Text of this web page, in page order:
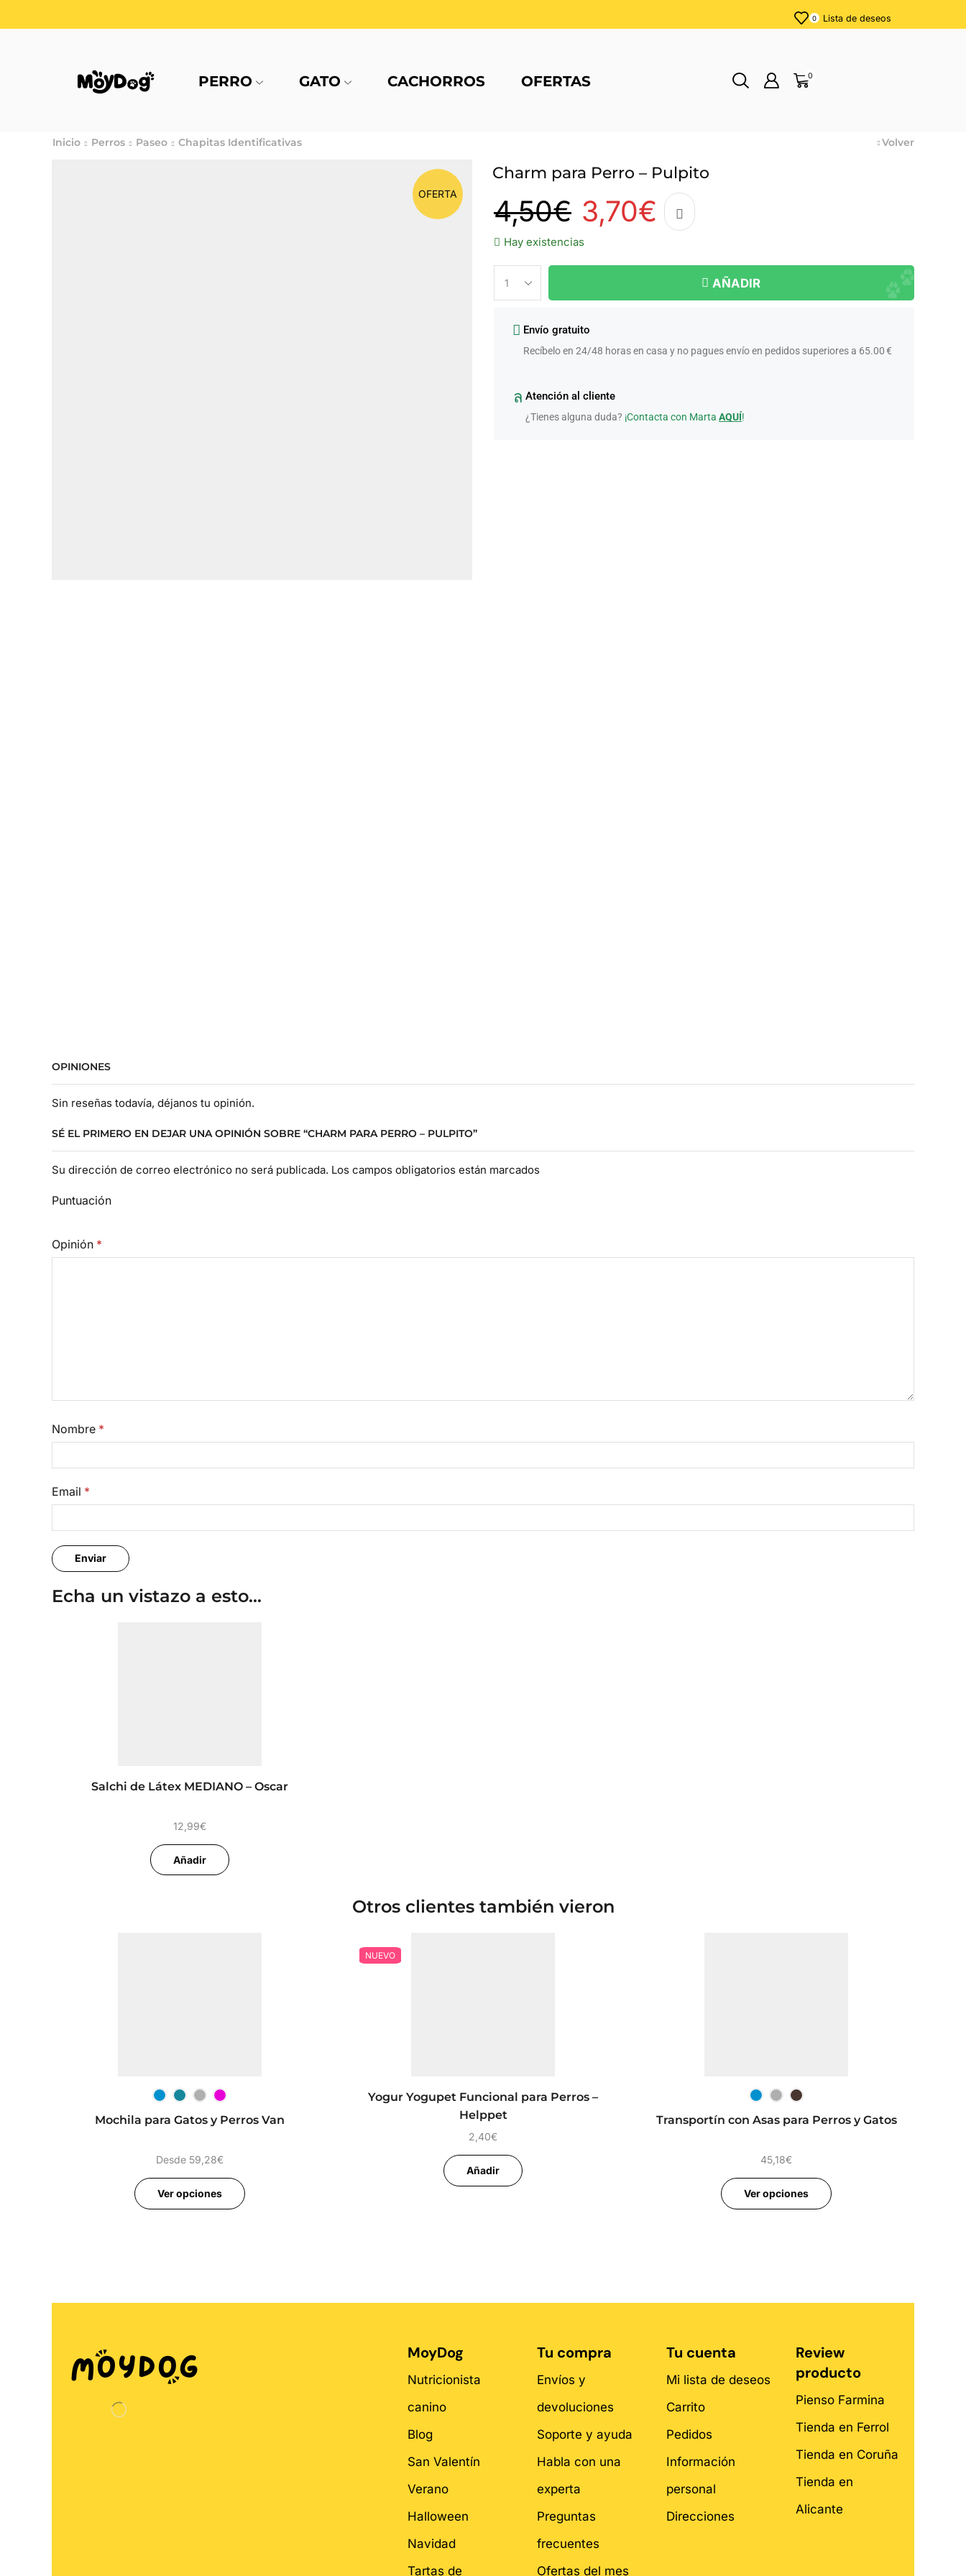
0 Lista de deseos
PERRO GATO CACHORROS OFERTAS 0
Inicio Perros Paseo Chapitas Identificativas Volver
OFERTA
Charm para Perro – Pulpito
4,50€ 3,70€
Hay existencias
AÑADIR
Envío gratuito
Recíbelo en 24/48 horas en casa y no pagues envío en pedidos superiores a 65.00 €
Atención al cliente
¿Tienes alguna duda? ¡Contacta con Marta AQUÍ!
OPINIONES
Sin reseñas todavía, déjanos tu opinión.
SÉ EL PRIMERO EN DEJAR UNA OPINIÓN SOBRE “CHARM PARA PERRO – PULPITO”
Su dirección de correo electrónico no será publicada. Los campos obligatorios están marcados
Puntuación
Opinión *
Nombre *
Email *
Echa un vistazo a esto...
Salchi de Látex MEDIANO – Oscar
12,99€
Añadir
Otros clientes también vieron
Mochila para Gatos y Perros Van
Desde 59,28€
Ver opciones
NUEVO
Yogur Yogupet Funcional para Perros –
Helppet
2,40€
Añadir
Transportín con Asas para Perros y Gatos
45,18€
Ver opciones
MoyDog
Nutricionista
canino
Blog
San Valentín
Verano
Halloween
Navidad
Tartas de
Tu compra
Envíos y
devoluciones
Soporte y ayuda
Habla con una
experta
Preguntas
frecuentes
Ofertas del mes
Tu cuenta
Mi lista de deseos
Carrito
Pedidos
Información
personal
Direcciones
Review
producto
Pienso Farmina
Tienda en Ferrol
Tienda en Coruña
Tienda en
Alicante